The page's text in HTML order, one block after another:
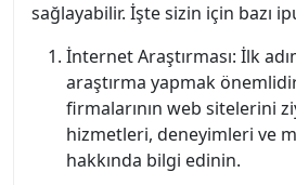
sağlayabilir. İşte sizin için bazı
İnternet Araştırması: İlk
araştırma yapmak
firmalarının web sitelerini
hizmetleri, deneyimleri ve
hakkında bilgi edinin.